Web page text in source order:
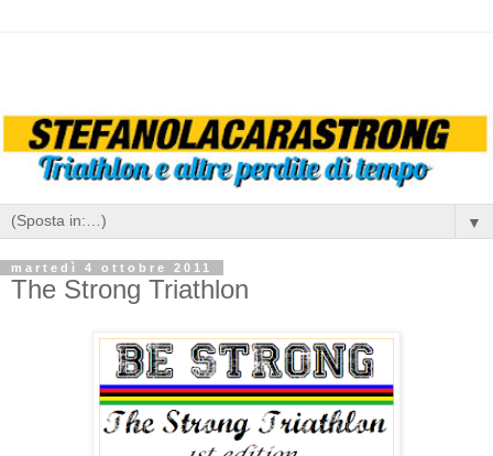
▼
martedì 4 ottobre 2011
The Strong Triathlon